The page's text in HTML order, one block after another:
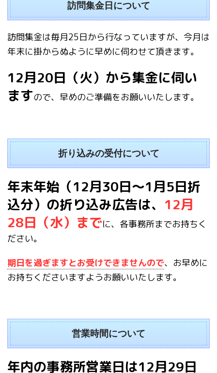
訪問集金日について
訪問集金は毎月25日から行なっていますが、今月は
年末に掛からぬように早めに伺わせて頂きます。
12月20日（火）から集金に伺い
ますので、早めのご準備をお願いいたします。
折り込みの受付について
年末年始（12月30日〜1月5日折
込分）の折り込み広告は、 12月
28日（水）までに、各事務所までお持ちく
ださい。
期日を過ぎますとお受けできませんので、お早めに
お持ちくださいますようお願いいたします。
営業時間について
年内の事務所営業日は12月29日